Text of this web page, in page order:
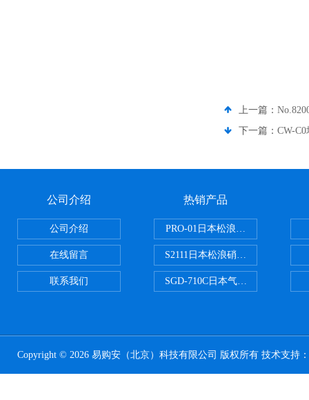
上一篇：
下一篇： CW-
公司介绍
公司介绍
在线留言
联系我们
热销产品
PRO-01日本松浪硝子玻璃制品载
S2111日本松浪硝子载玻片
SGD-710C日本气体分割器
Copyright © 2026 易购安（北京）科技有限公司 版权所有 技术支持：